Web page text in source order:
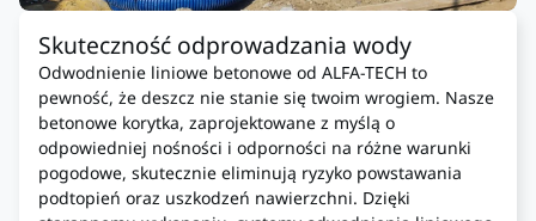
Skuteczność odprowadzania wody
Odwodnienie liniowe betonowe od ALFA-TECH to
pewność, że deszcz nie stanie się twoim wrogiem. Nasze
betonowe korytka, zaprojektowane z myślą o
odpowiedniej nośności i odporności na różne warunki
pogodowe, skutecznie eliminują ryzyko powstawania
podtopień oraz uszkodzeń nawierzchni. Dzięki